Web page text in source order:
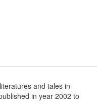
and tales in
in year 2002 to